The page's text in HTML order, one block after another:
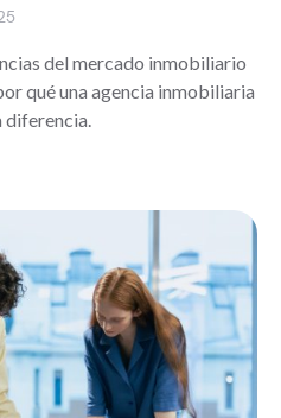
del mercado inmobiliario
qué una agencia inmobiliaria
diferencia.